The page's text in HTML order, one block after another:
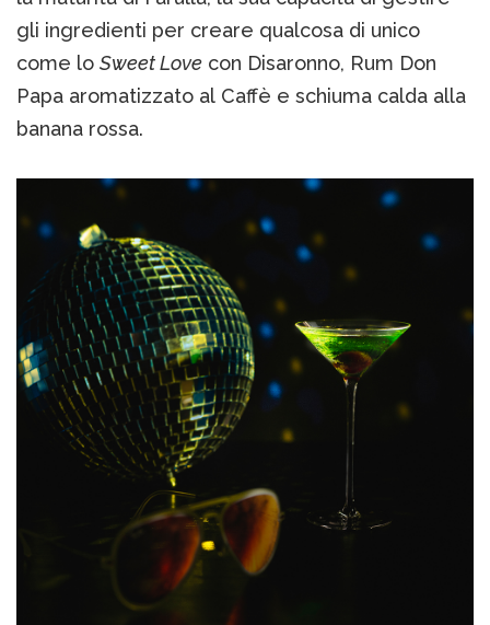
gli ingredienti per creare qualcosa di unico
come lo Sweet Love con Disaronno, Rum Don
Papa aromatizzato al Caffè e schiuma calda alla
banana rossa.